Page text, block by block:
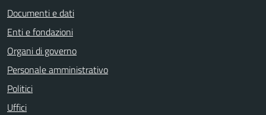
Documenti e dati
Enti e fondazioni
Organi di governo
Personale amministrativo
Politici
Uffici